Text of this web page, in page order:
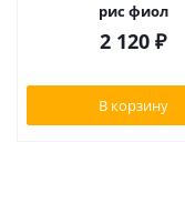
рис фиол
2 120 ₽
В корзину